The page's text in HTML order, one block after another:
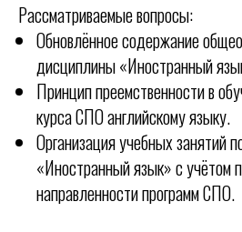
Рассматриваемые вопросы:
Обновлённое содержание
дисциплины «Иностранный
Принцип преемственности в
курса СПО английскому языку.
Организация учебных занятий
«Иностранный язык» с учётом
направленности программ СПО.